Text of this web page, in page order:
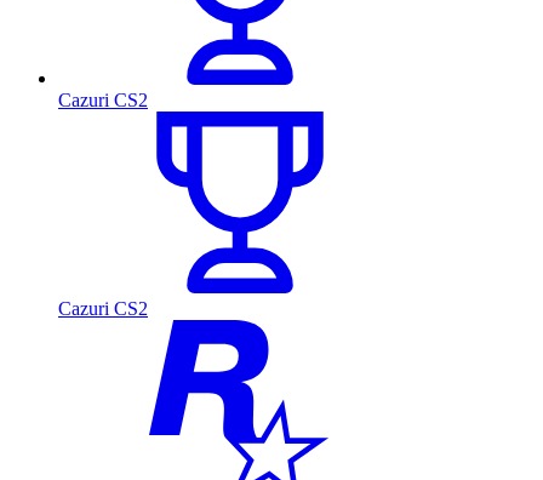
Cazuri CS2
Cazuri CS2